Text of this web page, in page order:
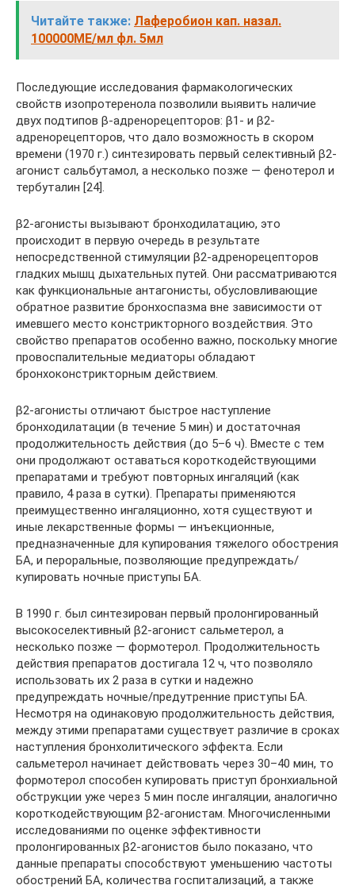
Читайте также: Лаферобион кап. назал.
100000МЕ/мл фл. 5мл
Последующие исследования фармакологических
свойств изопротеренола позволили выявить наличие
двух подтипов β-адренорецепторов: β1- и β2-
адренорецепторов, что дало возможность в скором
времени (1970 г.) синтезировать первый селективный β2-
агонист сальбутамол, а несколько позже — фенотерол и
тербуталин [24].
β2-агонисты вызывают бронходилатацию, это
происходит в первую очередь в результате
непосредственной стимуляции β2-адренорецепторов
гладких мышц дыхательных путей. Они рассматриваются
как функциональные антагонисты, обусловливающие
обратное развитие бронхоспазма вне зависимости от
имевшего место констрикторного воздействия. Это
свойство препаратов особенно важно, поскольку многие
провоспалительные медиаторы обладают
бронхоконстрикторным действием.
β2-агонисты отличают быстрое наступление
бронходилатации (в течение 5 мин) и достаточная
продолжительность действия (до 5–6 ч). Вместе с тем
они продолжают оставаться короткодействующими
препаратами и требуют повторных ингаляций (как
правило, 4 раза в сутки). Препараты применяются
преимущественно ингаляционно, хотя существуют и
иные лекарственные формы — инъекционные,
предназначенные для купирования тяжелого обострения
БА, и пероральные, позволяющие предупреждать/
купировать ночные приступы БА.
В 1990 г. был синтезирован первый пролонгированный
высокоселективный β2-агонист сальметерол, а
несколько позже — формотерол. Продолжительность
действия препаратов достигала 12 ч, что позволяло
использовать их 2 раза в сутки и надежно
предупреждать ночные/предутренние приступы БА.
Несмотря на одинаковую продолжительность действия,
между этими препаратами существует различие в сроках
наступления бронхолитического эффекта. Если
сальметерол начинает действовать через 30–40 мин, то
формотерол способен купировать приступ бронхиальной
обструкции уже через 5 мин после ингаляции, аналогично
короткодействующим β2-агонистам. Многочисленными
исследованиями по оценке эффективности
пролонгированных β2-агонистов было показано, что
данные препараты способствуют уменьшению частоты
обострений БА, количества госпитализаций, а также